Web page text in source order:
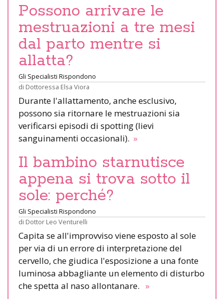
Possono arrivare le
mestruazioni a tre mesi
dal parto mentre si
allatta?
Gli Specialisti Rispondono
di Dottoressa Elsa Viora
Durante l'allattamento, anche esclusivo,
possono sia ritornare le mestruazioni sia
verificarsi episodi di spotting (lievi
sanguinamenti occasionali). »
Il bambino starnutisce
appena si trova sotto il
sole: perché?
Gli Specialisti Rispondono
di Dottor Leo Venturelli
Capita se all'improvviso viene esposto al sole
per via di un errore di interpretazione del
cervello, che giudica l'esposizione a una fonte
luminosa abbagliante un elemento di disturbo
che spetta al naso allontanare. »